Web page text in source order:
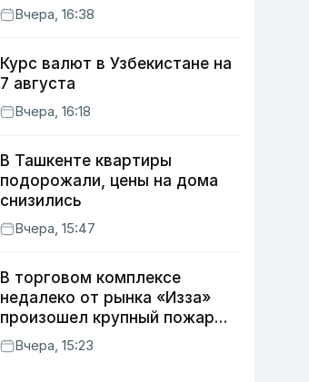
Вчера, 16:38
Курс валют в Узбекистане на
7 августа
Вчера, 16:18
В Ташкенте квартиры
подорожали, цены на дома
снизились
Вчера, 15:47
В торговом комплексе
недалеко от рынка «Изза»
произошел крупный пожар
(видео)
Вчера, 15:23